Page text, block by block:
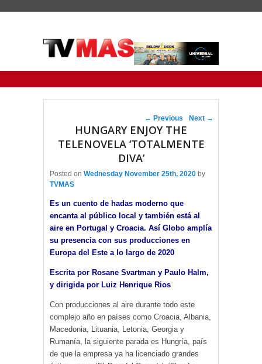
Post navigation
← Previous Next →
HUNGARY ENJOY THE
TELENOVELA ‘TOTALMENTE
DIVA’
Posted on Wednesday November 25th, 2020 by
TVMAS
Es un cuento de hadas moderno que
encanta al público local y también está al
aire en Portugal y Croacia. Así Globo amplía
su presencia con sus producciones en
Europa del Este a lo largo de 2020
Escrita por Rosane Svartman y Paulo Halm,
y dirigida por Luiz Henrique Rios
Con producciones al aire durante todo este
complejo año en países como Croacia, Albania,
Macedonia, Lituania, Letonia, Georgia y
Rumanía, la siguiente parada es Hungría, país
de que la empresa ya ha licenciado grandes